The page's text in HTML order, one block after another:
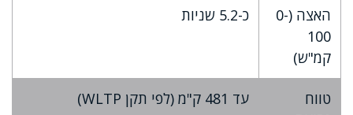
האצה (0-
100
קמ"ש)
כ-5.2 שניות
טווח
עד 481 ק"מ (לפי תקן WLTP)